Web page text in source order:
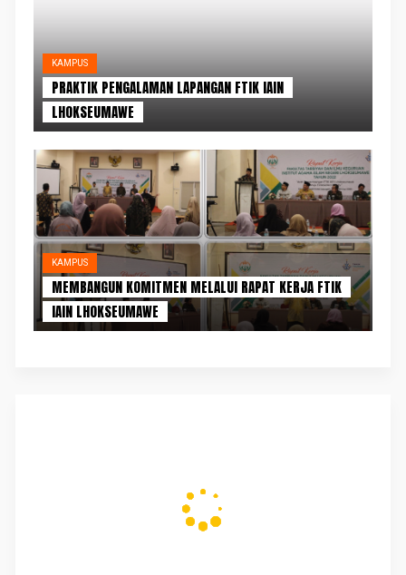
KAMPUS
PRAKTIK PENGALAMAN LAPANGAN FTIK IAIN
LHOKSEUMAWE
KAMPUS
MEMBANGUN KOMITMEN MELALUI RAPAT KERJA FTIK
IAIN LHOKSEUMAWE